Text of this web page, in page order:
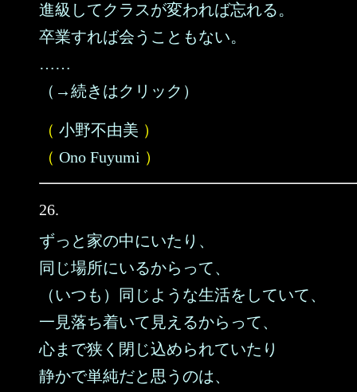
進級してクラスが変われば忘れる。
卒業すれば会うこともない。
……
（→続きはクリック）
（ 小野不由美 ）
（ Ono Fuyumi ）
26.
ずっと家の中にいたり、
同じ場所にいるからって、
（いつも）同じような生活をしていて、
一見落ち着いて見えるからって、
心まで狭く閉じ込められていたり
静かで単純だと思うのは、